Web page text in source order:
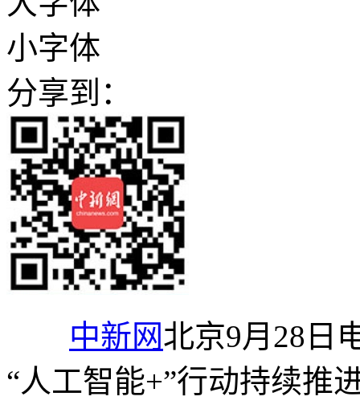
小字体
分享到：
中新网北京9月28日
“人工智能+”行动持续推